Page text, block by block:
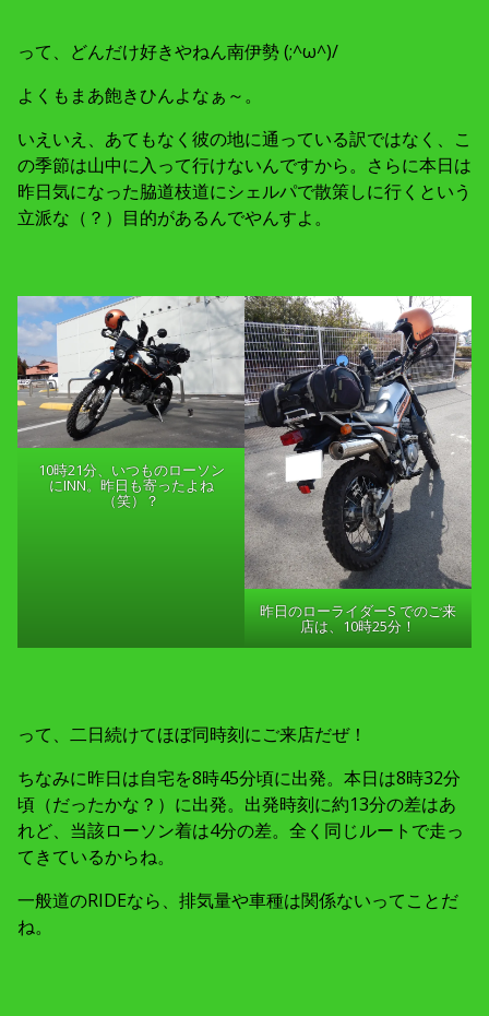
って、どんだけ好きやねん南伊勢 (;^ω^)/
よくもまあ飽きひんよなぁ～。
いえいえ、あてもなく彼の地に通っている訳ではなく、こ
の季節は山中に入って行けないんですから。さらに本日は
昨日気になった脇道枝道にシェルパで散策しに行くという
立派な（？）目的があるんでやんすよ。
10時21分、いつものローソン
にINN。昨日も寄ったよね
（笑）？
昨日のローライダーS でのご来
店は、10時25分！
って、二日続けてほぼ同時刻にご来店だぜ！
ちなみに昨日は自宅を8時45分頃に出発。本日は8時32分
頃（だったかな？）に出発。出発時刻に約13分の差はあ
れど、当該ローソン着は4分の差。全く同じルートで走っ
てきているからね。
一般道のRIDEなら、排気量や車種は関係ないってことだ
ね。